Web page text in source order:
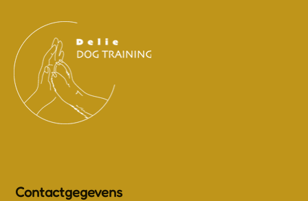
Contactgegevens